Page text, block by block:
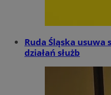
Ruda Śląska
działań służb